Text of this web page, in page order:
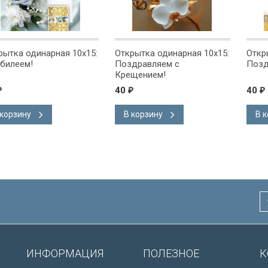
10x15:
Открытка одинарная 10x15:
Поздравляем с
Открытка
Поздравляем!
ИНФОРМАЦИЯ ПОЛЕЗНОЕ